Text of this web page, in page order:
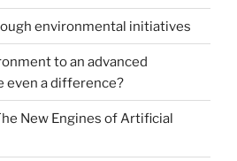
environmental initiatives
to an advanced
even a difference?
New Engines of Artificial